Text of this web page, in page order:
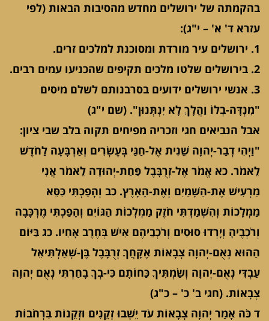
בהקמתה של ירושלים מחדש מהסיבות הבאות (לפי
עזרא ד' א' – י"ג):
1. ירושלים עיר מורדת ומסוכנת למלכים זרים.
2. בירושלים שלטו מלכים תקיפים שהכניעו עמים רבים.
3. אנשי ירושלים ידועים בסרבנותם לשלם מיסים
"מִנְדָּה-בְלוֹ וַהֲלָךְ לָא יִנְתְּנוּן". (שם י"ג)
אבל הנביאים חגי וזכריה מפיחים תקוה בלב שבי ציון:
"וַיְהִי דְבַר-יְהוָה שֵׁנִית אֶל-חַגַּי בְּעֶשְׂרִים וְאַרְבָּעָה לַחֹדֶשׁ
לֵאמֹר. כא אֱמֹר אֶל-זְרֻבָּבֶל פַּחַת-יְהוּדָה לֵאמֹר אֲנִי
מַרְעִישׁ אֶת-הַשָּׁמַיִם וְאֶת-הָאָרֶץ. כב וְהָפַכְתִּי כִּסֵּא
מַמְלָכוֹת וְהִשְׁמַדְתִּי חֹזֶק מַמְלְכוֹת הַגּוֹיִם וְהָפַכְתִּי מֶרְכָּבָה
וְרֹכְבֶיהָ וְיָרְדוּ סוּסִים וְרֹכְבֵיהֶם אִישׁ בְּחֶרֶב אָחִיו. כג בַּיּוֹם
הַהוּא נְאֻם-יְהוָה צְבָאוֹת אֶקָּחֲךָ זְרֻבָּבֶל בֶּן-שְׁאַלְתִּיאֵל
עַבְדִּי נְאֻם-יְהוָה וְשַׂמְתִּיךָ כַּחוֹתָם כִּי-בְךָ בָחַרְתִּי נְאֻם יְהוָה
צְבָאוֹת. (חגי ב' כ' – כ"ג)
ד כֹּה אָמַר יְהוָה צְבָאוֹת עֹד יֵשְׁבוּ זְקֵנִים וּזְקֵנוֹת בִּרְחֹבוֹת